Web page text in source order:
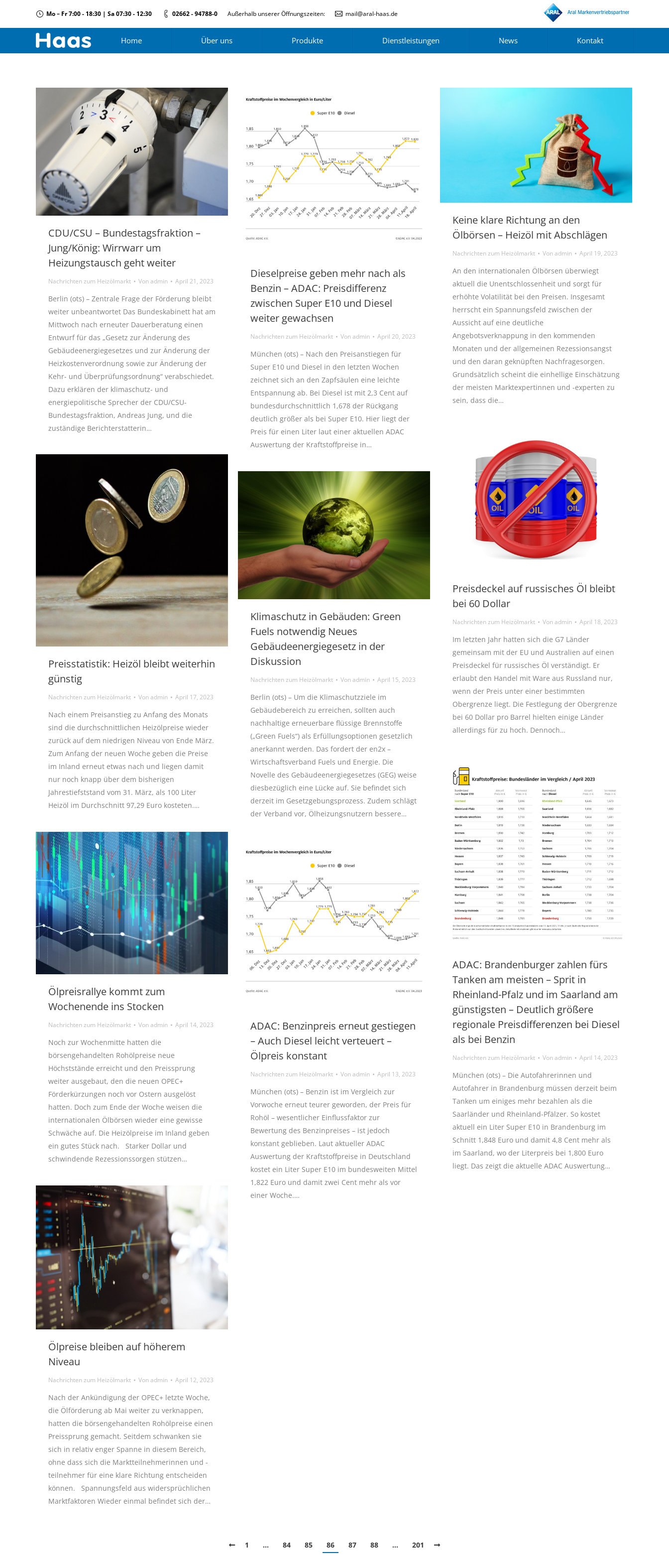
Mo – Fr 7:00 - 18:30 | Sa 07:30 - 12:30 02662 - 94788-0 Außerhalb unserer Öffnungszeiten: mail@aral-haas.de
Home Über uns Produkte Dienstleistungen News Kontakt
CDU/CSU – Bundestagsfraktion –
Jung/König: Wirrwarr um
Heizungstausch geht weiter
Nachrichten zum Heizölmarkt Vonadmin April 21, 2023
Berlin (ots) – Zentrale Frage der Förderung bleibt
weiter unbeantwortet Das Bundeskabinett hat am
Mittwoch nach erneuter Dauerberatung einen
Entwurf für das „Gesetz zur Änderung des
Gebäudeenergiegesetzes und zur Änderung der
Heizkostenverordnung sowie zur Änderung der
Kehr- und Überprüfungsordnung“ verabschiedet.
Dazu erklären der klimaschutz- und
energiepolitische Sprecher der CDU/CSU-
Bundestagsfraktion, Andreas Jung, und die
zuständige Berichterstatterin…
Dieselpreise geben mehr nach als
Benzin – ADAC: Preisdifferenz
zwischen Super E10 und Diesel
weiter gewachsen
Nachrichten zum Heizölmarkt Vonadmin April 20, 2023
München (ots) – Nach den Preisanstiegen für
Super E10 und Diesel in den letzten Wochen
zeichnet sich an den Zapfsäulen eine leichte
Entspannung ab. Bei Diesel ist mit 2,3 Cent auf
bundesdurchschnittlich 1,678 der Rückgang
deutlich größer als bei Super E10. Hier liegt der
Preis für einen Liter laut einer aktuellen ADAC
Auswertung der Kraftstoffpreise in…
Keine klare Richtung an den
Ölbörsen – Heizöl mit Abschlägen
Nachrichten zum Heizölmarkt Vonadmin April 19, 2023
An den internationalen Ölbörsen überwiegt
aktuell die Unentschlossenheit und sorgt für
erhöhte Volatilität bei den Preisen. Insgesamt
herrscht ein Spannungsfeld zwischen der
Aussicht auf eine deutliche
Angebotsverknappung in den kommenden
Monaten und der allgemeinen Rezessionsangst
und den daran geknüpften Nachfragesorgen.
Grundsätzlich scheint die einhellige Einschätzung
der meisten Marktexpertinnen und -experten zu
sein, dass die…
Preisdeckel auf russisches Öl bleibt
bei 60 Dollar
Nachrichten zum Heizölmarkt Vonadmin April 18, 2023
Im letzten Jahr hatten sich die G7 Länder
gemeinsam mit der EU und Australien auf einen
Preisdeckel für russisches Öl verständigt. Er
erlaubt den Handel mit Ware aus Russland nur,
wenn der Preis unter einer bestimmten
Obergrenze liegt. Die Festlegung der Obergrenze
bei 60 Dollar pro Barrel hielten einige Länder
allerdings für zu hoch. Dennoch…
Preisstatistik: Heizöl bleibt weiterhin
günstig
Nachrichten zum Heizölmarkt Vonadmin April 17, 2023
Nach einem Preisanstieg zu Anfang des Monats
sind die durchschnittlichen Heizölpreise wieder
zurück auf dem niedrigen Niveau von Ende März.
Zum Anfang der neuen Woche geben die Preise
im Inland erneut etwas nach und liegen damit
nur noch knapp über dem bisherigen
Jahrestiefststand vom 31. März, als 100 Liter
Heizöl im Durchschnitt 97,29 Euro kosteten.…
Klimaschutz in Gebäuden: Green
Fuels notwendig Neues
Gebäudeenergiegesetz in der
Diskussion
Nachrichten zum Heizölmarkt Vonadmin April 15, 2023
Berlin (ots) – Um die Klimaschutzziele im
Gebäudebereich zu erreichen, sollten auch
nachhaltige erneuerbare flüssige Brennstoffe
(„Green Fuels“) als Erfüllungsoptionen gesetzlich
anerkannt werden. Das fordert der en2x –
Wirtschaftsverband Fuels und Energie. Die
Novelle des Gebäudeenergiegesetzes (GEG) weise
diesbezüglich eine Lücke auf. Sie befindet sich
derzeit im Gesetzgebungsprozess. Zudem schlägt
der Verband vor, Ölheizungsnutzern bessere…
ADAC: Brandenburger zahlen fürs
Tanken am meisten – Sprit in
Rheinland-Pfalz und im Saarland am
günstigsten – Deutlich größere
regionale Preisdifferenzen bei Diesel
als bei Benzin
Nachrichten zum Heizölmarkt Vonadmin April 14, 2023
München (ots) – Die Autofahrerinnen und
Autofahrer in Brandenburg müssen derzeit beim
Tanken um einiges mehr bezahlen als die
Saarländer und Rheinland-Pfälzer. So kostet
aktuell ein Liter Super E10 in Brandenburg im
Schnitt 1,848 Euro und damit 4,8 Cent mehr als
im Saarland, wo der Literpreis bei 1,800 Euro
liegt. Das zeigt die aktuelle ADAC Auswertung…
Ölpreisrallye kommt zum
Wochenende ins Stocken
Nachrichten zum Heizölmarkt Vonadmin April 14, 2023
Noch zur Wochenmitte hatten die
börsengehandelten Rohölpreise neue
Höchststände erreicht und den Preissprung
weiter ausgebaut, den die neuen OPEC+
Förderkürzungen noch vor Ostern ausgelöst
hatten. Doch zum Ende der Woche weisen die
internationalen Ölbörsen wieder eine gewisse
Schwäche auf. Die Heizölpreise im Inland geben
ein gutes Stück nach. Starker Dollar und
schwindende Rezessionssorgen stützen…
ADAC: Benzinpreis erneut gestiegen
– Auch Diesel leicht verteuert –
Ölpreis konstant
Nachrichten zum Heizölmarkt Vonadmin April 13, 2023
München (ots) – Benzin ist im Vergleich zur
Vorwoche erneut teurer geworden, der Preis für
Rohöl – wesentlicher Einflussfaktor zur
Bewertung des Benzinpreises – ist jedoch
konstant geblieben. Laut aktueller ADAC
Auswertung der Kraftstoffpreise in Deutschland
kostet ein Liter Super E10 im bundesweiten Mittel
1,822 Euro und damit zwei Cent mehr als vor
einer Woche.…
Ölpreise bleiben auf höherem
Niveau
Nachrichten zum Heizölmarkt Vonadmin April 12, 2023
Nach der Ankündigung der OPEC+ letzte Woche,
die Ölförderung ab Mai weiter zu verknappen,
hatten die börsengehandelten Rohölpreise einen
Preissprung gemacht. Seitdem schwanken sie
sich in relativ enger Spanne in diesem Bereich,
ohne dass sich die Marktteilnehmerinnen und -
teilnehmer für eine klare Richtung entscheiden
können. Spannungsfeld aus widersprüchlichen
Marktfaktoren Wieder einmal befindet sich der…
1 … 84 85 86 87 88 … 201